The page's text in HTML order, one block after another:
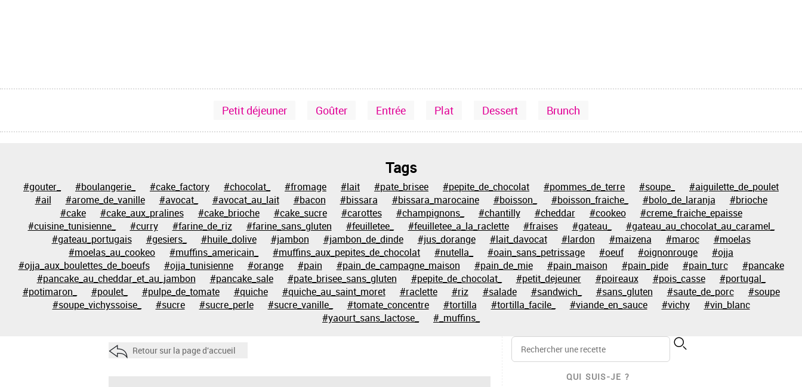
Petit déjeuner Goûter Entrée Plat Dessert Brunch
Tags
#gouter_ #boulangerie_ #cake_factory #chocolat_ #fromage #lait #pate_brisee #pepite_de_chocolat #pommes_de_terre #soupe_
#aiguilette_de_poulet
#ail
#arome_de_vanille #avocat_ #avocat_au_lait #bacon #bissara #bissara_marocaine #boisson_ #boisson_fraiche_ #bolo_de_laranja
#brioche
#cake
#cake_aux_pralines #cake_brioche #cake_sucre #carottes #champignons_ #chantilly #cheddar #cookeo
#creme_fraiche_epaisse
#cuisine_tunisienne_
#curry #farine_de_riz #farine_sans_gluten #feuilletee_ #feuilletee_a_la_raclette #fraises #gateau_
#gateau_au_chocolat_au_caramel_
#gateau_portugais
#gesiers_ #huile_dolive #jambon #jambon_de_dinde #jus_dorange #lait_davocat #lardon #maizena #maroc
#moelas
#moelas_au_cookeo
#muffins_americain_ #muffins_aux_pepites_de_chocolat #nutella_ #oain_sans_petrissage #oeuf #oignonrouge
#ojja
#ojja_aux_boulettes_de_boeufs
#ojja_tunisienne #orange #pain #pain_de_campagne_maison #pain_de_mie #pain_maison #pain_pide #pain_turc
#pancake
#pancake_au_cheddar_et_au_jambon
#pancake_sale #pate_brisee_sans_gluten #pepite_de_chocolat_ #petit_dejeuner #poireaux #pois_casse
#portugal_
#potimaron_
#poulet_ #pulpe_de_tomate #quiche #quiche_au_saint_moret #raclette #riz #salade #sandwich_ #sans_gluten #saute_de_porc
#soupe
#soupe_vichyssoise_
#sucre #sucre_perle #sucre_vanille_ #tomate_concentre #tortilla #tortilla_facile_ #viande_en_sauce #vichy
#vin_blanc
#yaourt_sans_lactose_
#_muffins_
Retour sur la page d'accueil
QUI SUIS-JE ?